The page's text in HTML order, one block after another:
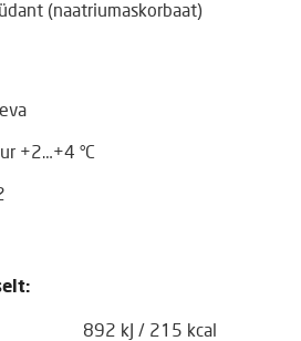
(naatriumaskorbaat)
+2…+4 °C
892 kJ / 215 kcal